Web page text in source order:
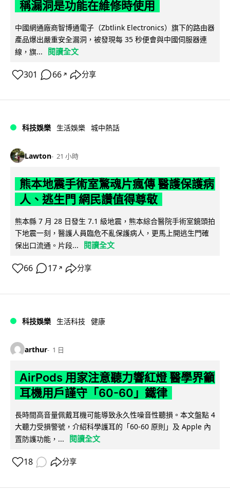
稱漏洞是功能在維修時使用
中國網通廠商智博通電子（Zbtlink Electronics）旗下的路由器
產品爆出嚴重安全漏洞，被發現每 35 秒便會與中國伺服器連
線，旗...
閱讀全文
301 66 ↗ 分享
科技娛樂 生活娛樂 城中熱話
Lawton 21 小時
熊本地震手術室驚魂片瘋傳 醫護保護病
人、逃生門 網民讚值得尊敬
熊本縣 7 月 28 日發生 7.1 級地震，熊本綜合醫院手術室鏡頭拍
下地震一刻，醫護人員臨危不亂保護病人，更馬上開逃生門確
保出口流通。片段...
閱讀全文
66 17 ↗ 分享
科技娛樂 生活科技 健康
arthur 1 日
AirPods 用家注意聽力響紅燈 醫學界籲
耳機用戶謹守「60-60」鐵律
長時間高音量佩戴耳機可能導致永久性噪音性聽損。本文盤點 4
大聽力受損警號，介紹科學護耳的「60-60 原則」及 Apple 內
置防護功能，...
閱讀全文
18 分享